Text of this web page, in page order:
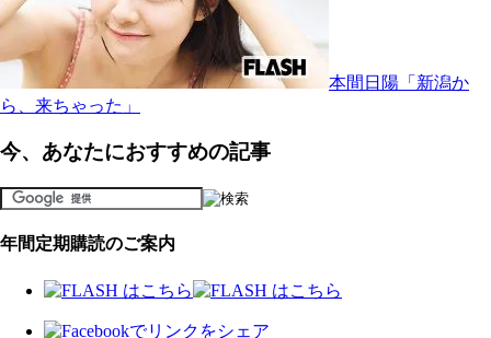
本間日陽「新潟か
ら、来ちゃった」
今、あなたにおすすめの記事
年間定期購読のご案内